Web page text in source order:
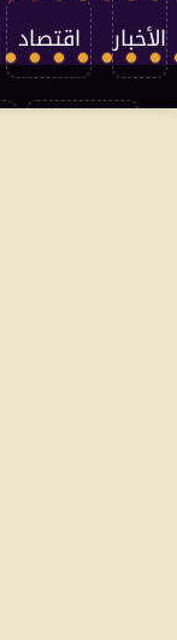
الأخبار اقتصاد